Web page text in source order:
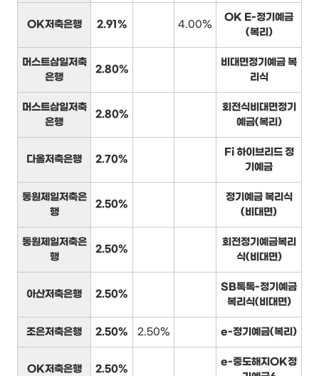
OK저축은행 2.91% 4.00%
OK E-정기예금
(복리)
머스트삼일저축
은행
2.80%
비대면정기예금 복
리식
머스트삼일저축
은행
2.80%
회전식비대면정기
예금(복리)
다올저축은행 2.70%
Fi 하이브리드 정
기예금
동원제일저축은
행
2.50%
정기예금 복리식
(비대면)
동원제일저축은
행
2.50%
회전정기예금복리
식(비대면)
아산저축은행 2.50%
SB톡톡-정기예금
복리식(비대면)
조은저축은행 2.50% 2.50% e-정기예금(복리)
OK저축은행 2.50%
e-중도해지OK정